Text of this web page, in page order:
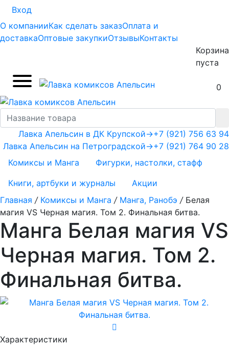
Вход
О компанииКак сделать заказОплата и
доставкаОптовые закупкиОтзывыКонтакты
Корзина
пуста
0
+7 (921) 756 63 94
+7 (921) 764 90 28
Лавка Апельсин в ДК Крупской→
Лавка Апельсин на Петроградской→
Комиксы и Манга
Фигурки, настолки, стафф
Книги, артбуки и журналы
Акции
Главная / Комиксы и Манга / Манга, Ранобэ / Белая
магия VS Черная магия. Том 2. Финальная битва.
Манга Белая магия VS
Черная магия. Том 2.
Финальная битва.
Характеристики